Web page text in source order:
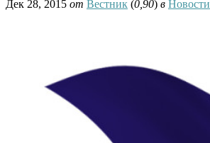
Дек 28, 2015 от Вестник (0,90) в Новости